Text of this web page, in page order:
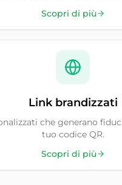
Scopri di più
Link brandizzati
che generano
tuo codice QR.
Scopri di più